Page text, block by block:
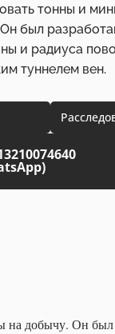
тонны и
Он был
и радиуса
туннелем вен.
на добычу. Он был